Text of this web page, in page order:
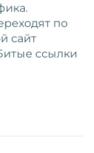
по
сайт
ссылки